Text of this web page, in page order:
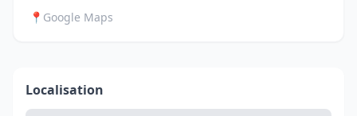
📍 Google Maps
Localisation